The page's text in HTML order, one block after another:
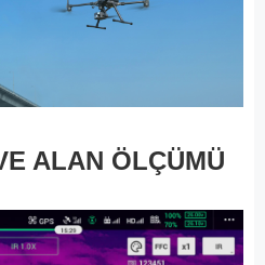
ALAN ÖLÇÜMÜ